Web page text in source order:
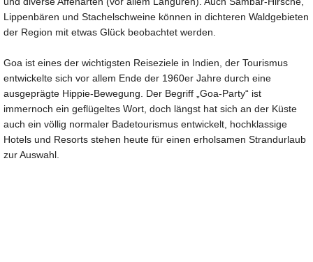
Lippenbären und Stachelschweine können in dichteren Waldgebieten
der Region mit etwas Glück beobachtet werden.
Goa ist eines der wichtigsten Reiseziele in Indien, der Tourismus
entwickelte sich vor allem Ende der 1960er Jahre durch eine
ausgeprägte Hippie-Bewegung. Der Begriff „Goa-Party“ ist
immernoch ein geflügeltes Wort, doch längst hat sich an der Küste
auch ein völlig normaler Badetourismus entwickelt, hochklassige
Hotels und Resorts stehen heute für einen erholsamen Strandurlaub
zur Auswahl.